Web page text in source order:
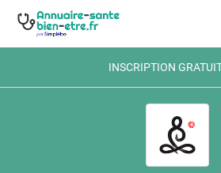
INSCRIPTION